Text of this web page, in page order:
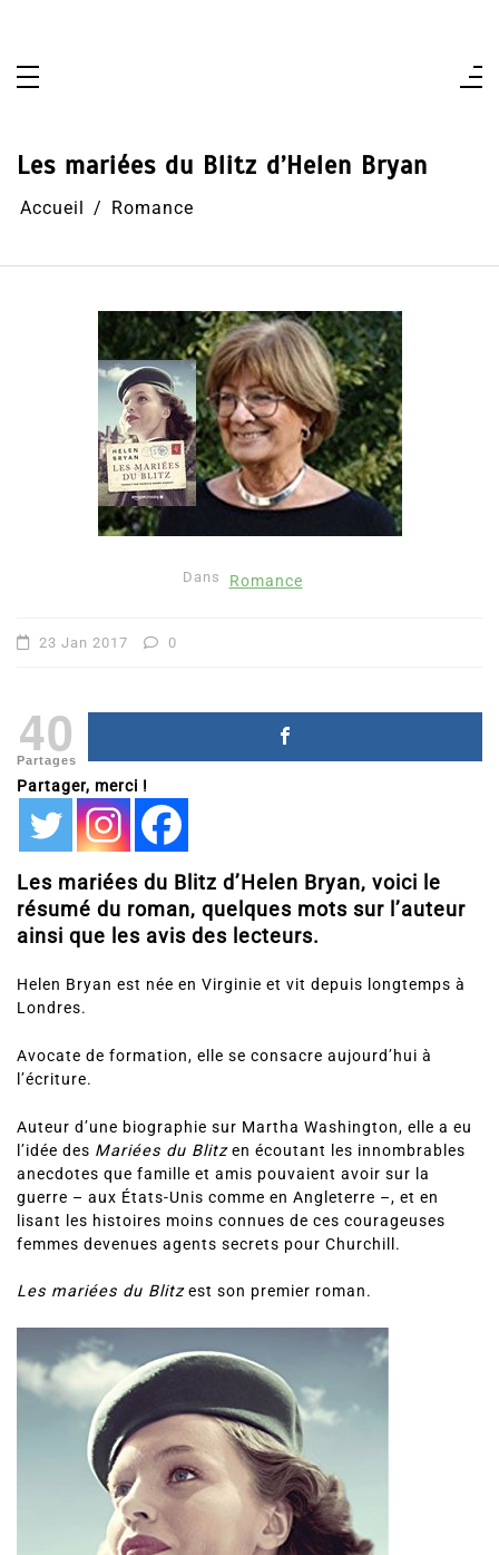
Les mariées du Blitz d’Helen Bryan
Accueil Romance
Dans Romance
23 Jan 2017 0
40
Partages
Partager, merci !
Les mariées du Blitz d’Helen Bryan, voici le
résumé du roman, quelques mots sur l’auteur
ainsi que les avis des lecteurs.
Helen Bryan est née en Virginie et vit depuis longtemps à
Londres.
Avocate de formation, elle se consacre aujourd’hui à
l’écriture.
Auteur d’une biographie sur Martha Washington, elle a eu
l’idée des Mariées du Blitzen écoutant les innombrables
anecdotes que famille et amis pouvaient avoir sur la
guerre – aux États-Unis comme en Angleterre –, et en
lisant les histoires moins connues de ces courageuses
femmes devenues agents secrets pour Churchill.
Les mariées du Blitzest son premier roman.